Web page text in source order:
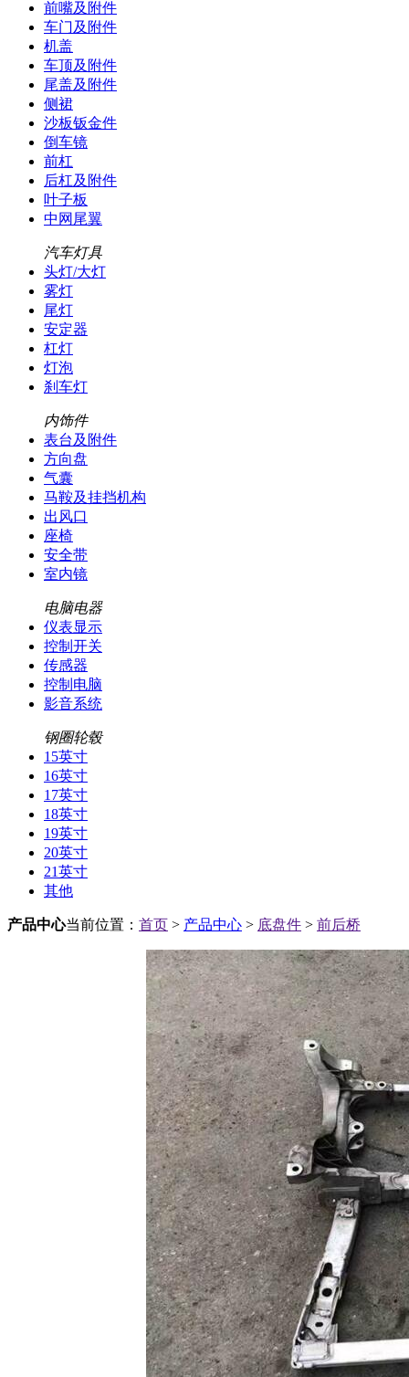
前嘴及附件
车门及附件
机盖
车顶及附件
尾盖及附件
侧裙
沙板钣金件
倒车镜
前杠
后杠及附件
叶子板
中网尾翼
汽车灯具
头灯/大灯
雾灯
尾灯
安定器
杠灯
灯泡
刹车灯
内饰件
表台及附件
方向盘
气囊
马鞍及挂挡机构
出风口
座椅
安全带
室内镜
电脑电器
仪表显示
控制开关
传感器
控制电脑
影音系统
钢圈轮毂
15英寸
16英寸
17英寸
18英寸
19英寸
20英寸
21英寸
其他
产品中心当前位置： 首页 > 产品中心 > 底盘件 > 前后桥